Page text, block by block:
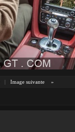
| Image suivante »